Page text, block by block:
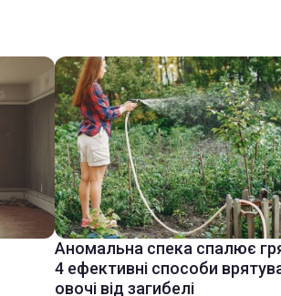
Аномальна спека спалює
4 ефективні способи
овочі від загибелі